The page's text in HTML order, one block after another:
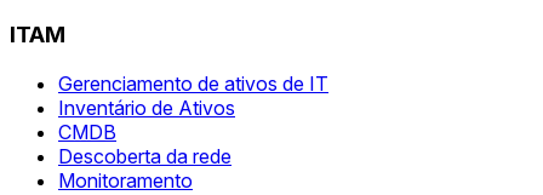
ITAM
Gerenciamento de ativos de IT
Inventário de Ativos
CMDB
Descoberta da rede
Monitoramento